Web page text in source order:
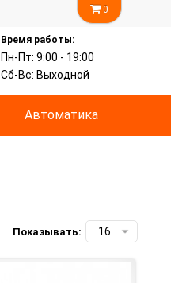
0
Время работы:
Пн-Пт: 9:00 - 19:00
Сб-Вс: Выходной
Автоматика
Показывать: